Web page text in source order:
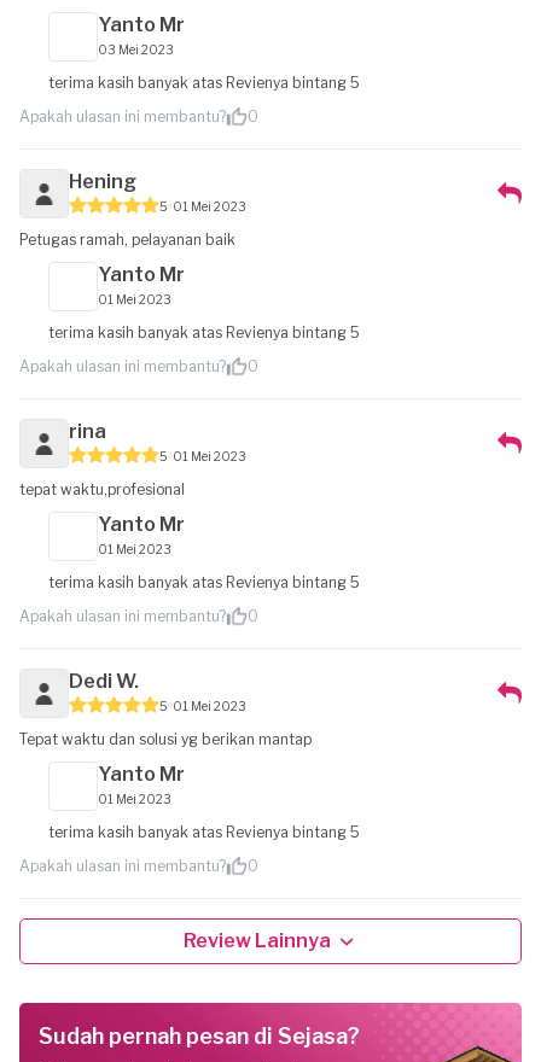
Yanto Mr
03 Mei 2023
terima kasih banyak atas Revienya bintang 5
Apakah ulasan ini membantu?
0
Hening
5 01 Mei 2023
Petugas ramah, pelayanan baik
Yanto Mr
01 Mei 2023
terima kasih banyak atas Revienya bintang 5
Apakah ulasan ini membantu?
0
rina
5 01 Mei 2023
tepat waktu,profesional
Yanto Mr
01 Mei 2023
terima kasih banyak atas Revienya bintang 5
Apakah ulasan ini membantu?
0
Dedi W.
5 01 Mei 2023
Tepat waktu dan solusi yg berikan mantap
Yanto Mr
01 Mei 2023
terima kasih banyak atas Revienya bintang 5
Apakah ulasan ini membantu?
0
Review Lainnya
Sudah pernah pesan di Sejasa?